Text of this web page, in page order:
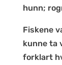
hunn;
Fiskene
kunne ta
forklart